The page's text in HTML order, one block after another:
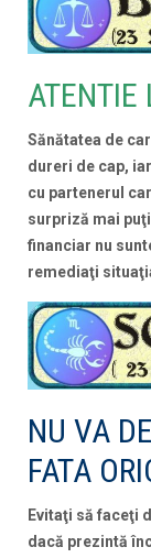
ATENTIE
Sănătatea de
dureri de cap,
cu partenerul
surpriză mai
financiar nu
remediaţi
NU VA
FATA
Evitaţi să faceţi
dacă prezintă